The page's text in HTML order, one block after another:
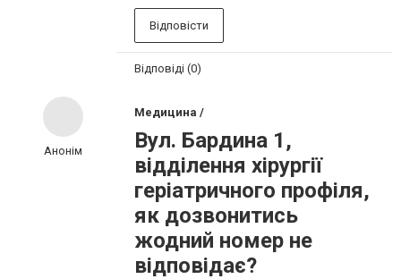
Відповісти
Відповіді (0)
Анонім
Медицина /
Вул. Бардина 1,
відділення хірургії
геріатричного профіля,
як дозвонитись
жодний номер не
відповідає?